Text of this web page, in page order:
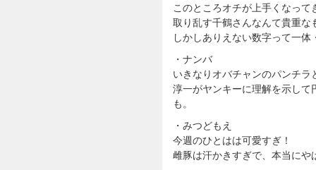
このところオチが上手くなって
取り乱す千鶴さんなんて貴重な
しかしありえない数字って一体
・ナンバ
いきなりオバチャンのパンチラ
淳一がヤンキーに理解を示し
も。
・みつどもえ
今週のひとはは可愛すぎ！
雌豚は汗かきすぎで、本当に